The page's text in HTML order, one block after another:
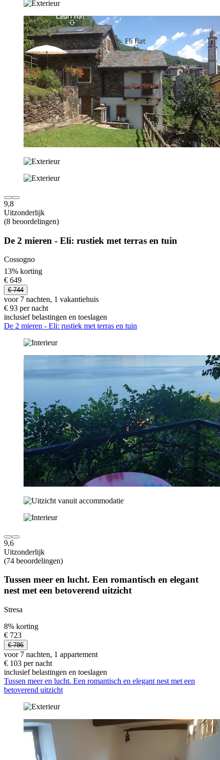
9,8
Uitzonderlijk
(8 beoordelingen)
De 2 mieren - Eli: rustiek met terras en tuin
Cossogno
13% korting
€ 649
€ 744
voor 7 nachten, 1 vakantiehuis
€ 93 per nacht
inclusief belastingen en toeslagen
De 2 mieren - Eli: rustiek met terras en tuin
9,6
Uitzonderlijk
(74 beoordelingen)
Tussen meer en lucht. Een romantisch en elegant
nest met een betoverend uitzicht
Stresa
8% korting
€ 723
€ 786
voor 7 nachten, 1 appartement
€ 103 per nacht
inclusief belastingen en toeslagen
Tussen meer en lucht. Een romantisch en elegant nest met een
betoverend uitzicht